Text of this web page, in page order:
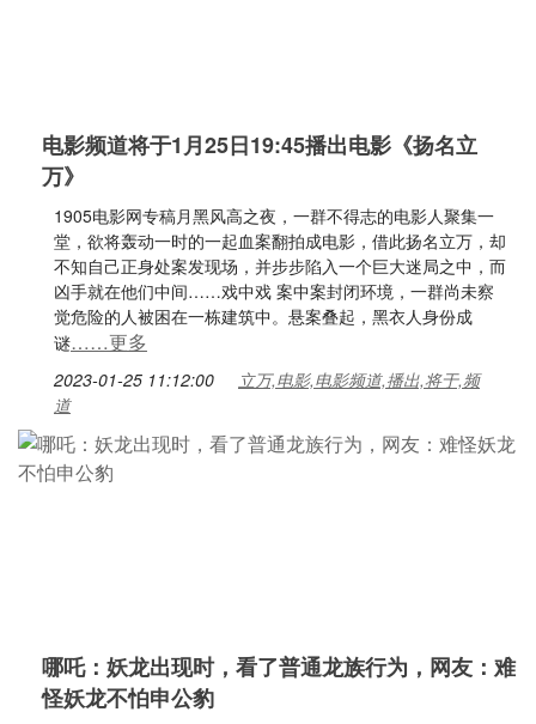
电影频道将于1月25日19:45播出电影《扬名立
万》
1905电影网专稿月黑风高之夜，一群不得志的电影人聚集一
堂，欲将轰动一时的一起血案翻拍成电影，借此扬名立万，却
不知自己正身处案发现场，并步步陷入一个巨大迷局之中，而
凶手就在他们中间……戏中戏 案中案封闭环境，一群尚未察
觉危险的人被困在一栋建筑中。悬案叠起，黑衣人身份成
谜……更多
2023-01-25 11:12:00
立万,电影,电影频道,播出,将于,频
道
哪吒：妖龙出现时，看了普通龙族行为，网友：难
怪妖龙不怕申公豹